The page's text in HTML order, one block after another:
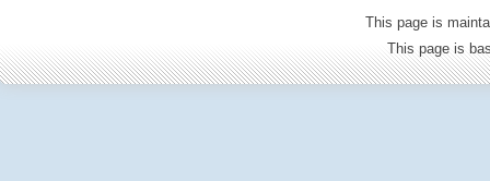
This page is
This page is